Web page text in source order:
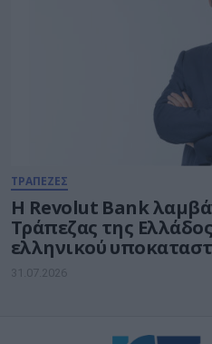
ΤΡΑΠΕΖΕΣ
Η Revolut Bank
Τράπεζας της
ελληνικού
τον Βασίλη Αμεράνη
31.07.2026